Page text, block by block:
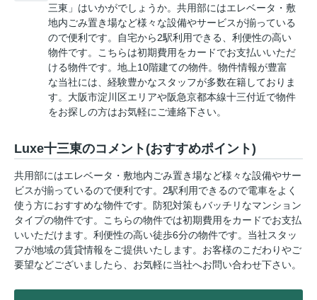
三東」はいかがでしょうか。共用部にはエレベータ・敷
地内ごみ置き場など様々な設備やサービスが揃っている
ので便利です。自宅から2駅利用できる、利便性の高い
物件です。こちらは初期費用をカードでお支払いいただ
ける物件です。地上10階建ての物件。物件情報が豊富
な当社には、経験豊かなスタッフが多数在籍しておりま
す。大阪市淀川区エリアや阪急京都本線十三付近で物件
をお探しの方はお気軽にご連絡下さい。
Luxe十三東のコメント(おすすめポイント)
共用部にはエレベータ・敷地内ごみ置き場など様々な設備やサー
ビスが揃っているので便利です。2駅利用できるので電車をよく
使う方におすすめな物件です。防犯対策もバッチリなマンション
タイプの物件です。こちらの物件では初期費用をカードでお支払
いいただけます。利便性の高い徒歩6分の物件です。当社スタッ
フが地域の賃貸情報をご提供いたします。お客様のこだわりやご
要望などございましたら、お気軽に当社へお問い合わせ下さい。